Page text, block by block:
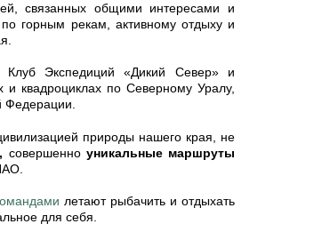
связанных общими интересами и
горным рекам, активному отдыху и
Экспедиций «Дикий Север» и
и квадроциклах по Северному Уралу,
Федерации.
природы нашего края, не
, совершенноуникальные маршруты
летают рыбачить и отдыхать
для себя.